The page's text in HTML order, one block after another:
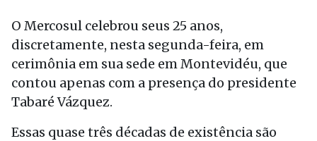
O Mercosul celebrou seus 25 anos,
discretamente, nesta segunda-feira, em
cerimônia em sua sede em Montevidéu, que
contou apenas com a presença do presidente
Tabaré Vázquez.
Essas quase três décadas de existência são